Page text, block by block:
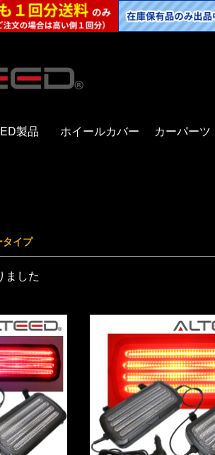
製品 ホイールカバー カーパーツ
タイプ
ました